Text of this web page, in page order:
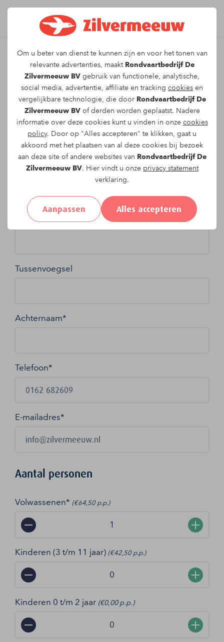
Om u beter van dienst te kunnen zijn en voor het tonen van
relevante advertenties, maakt Rondvaartbedrijf De
Zilvermeeuw BV gebruik van functionele, analytische,
social media, advertentie, affiliate en tracking cookies en
vergelijkbare technologie, die door Rondvaartbedrijf De
Zilvermeeuw BVof derden worden geplaatst. Nadere
informatie over deze cookies kunt u vinden in onze cookies
policy. Door op "Alles accepteren" te klikken, gaat u
akkoord met het plaatsen van al deze cookies bij bezoek
aan deze site of andere websites van Rondvaartbedrijf De
Zilvermeeuw BV. Hier vindt u onze privacy statement
verklaring.
Aanpassen Alles accepteren
Leuk dat u kiest voor dit
arrangement!
Om te reserveren voor de Barbecue Boot
vaartocht op
zaterdag 18-07-2026 om
18:00
vragen wij u onderstaand formulier in te vullen.
Uw gegevens:
Aanhef: Heer Mevrouw Anders
Voornaam*
Tussenvoegsel
Achternaam*
Telefoon*
E-mailadres*
Aantal personen
Volwassenen* (€64,50 p.p.)
− +
Kinderen (3 t/m 11 jaar) (€42,50 p.p.)
− +
Kinderen 0 t/m 2 jaar (€0,00 p.p.)
− +